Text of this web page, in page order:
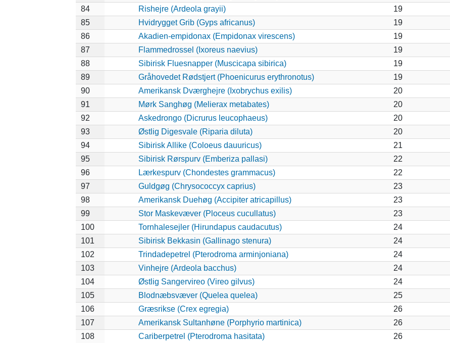
84
Rishejre (Ardeola grayii)
19
85
Hvidrygget Grib (Gyps africanus)
19
86
Akadien-empidonax (Empidonax virescens)
19
87
Flammedrossel (Ixoreus naevius)
19
88
Sibirisk Fluesnapper (Muscicapa sibirica)
19
89
Gråhovedet Rødstjert (Phoenicurus erythronotus)
19
90
Amerikansk Dværghejre (Ixobrychus exilis)
20
91
Mørk Sanghøg (Melierax metabates)
20
92
Askedrongo (Dicrurus leucophaeus)
20
93
Østlig Digesvale (Riparia diluta)
20
94
Sibirisk Allike (Coloeus dauuricus)
21
95
Sibirisk Rørspurv (Emberiza pallasi)
22
96
Lærkespurv (Chondestes grammacus)
22
97
Guldgøg (Chrysococcyx caprius)
23
98
Amerikansk Duehøg (Accipiter atricapillus)
23
99
Stor Maskevæver (Ploceus cucullatus)
23
100
Tornhalesejler (Hirundapus caudacutus)
24
101
Sibirisk Bekkasin (Gallinago stenura)
24
102
Trindadepetrel (Pterodroma arminjoniana)
24
103
Vinhejre (Ardeola bacchus)
24
104
Østlig Sangervireo (Vireo gilvus)
24
105
Blodnæbsvæver (Quelea quelea)
25
106
Græsrikse (Crex egregia)
26
107
Amerikansk Sultanhøne (Porphyrio martinica)
26
108
Cariberpetrel (Pterodroma hasitata) 26